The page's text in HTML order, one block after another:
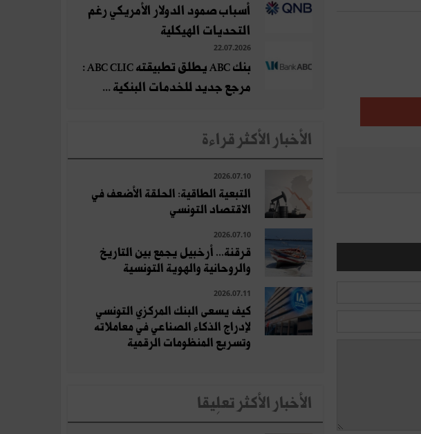
أسباب صمود الدولار الأمريكي رغم
التحديات الهيكلية
22.07.2026
بنك ABC يطلق تطبيقته ABC CLIC :
مرجع جديد للخدمات البنكية ...
الأخبار الأكثر قراءة
2026.07.10
التبعية الطاقية: الحلقة الأضعف في
الاقتصاد التونسي
2026.07.10
قرقنة... أرخبيل يجمع بين التاريخ
والروحانية والهوية التونسية
2026.07.11
كيف يسعى البنك المركزي التونسي
لإدراج الذكاء الصناعي في معاملاته
وتسريع المنظومات الرقمية
الأخبار الأكثر تعلِيقا